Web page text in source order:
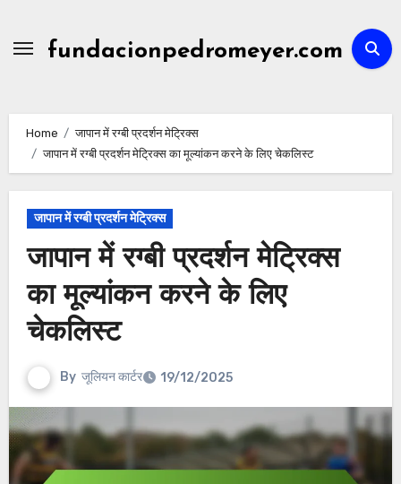
contentfundacionpedromeyer.com
Home
जापान में रग्बी प्रदर्शन मेट्रिक्स
जापान में रग्बी प्रदर्शन मेट्रिक्स का मूल्यांकन करने के लिए चेकलिस्ट
जापान में रग्बी प्रदर्शन मेट्रिक्स
जापान में रग्बी प्रदर्शन मेट्रिक्स
का मूल्यांकन करने के लिए
चेकलिस्ट
By जूलियन कार्टर 19/12/2025